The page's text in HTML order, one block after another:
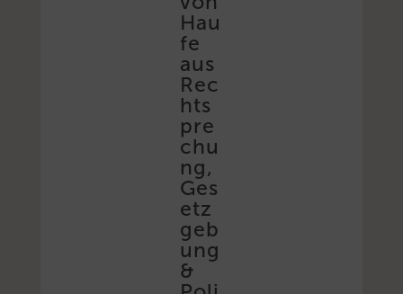
Hau
fe
aus
Rec
hts
pre
chu
ng,
Ges
etz
geb
ung
&